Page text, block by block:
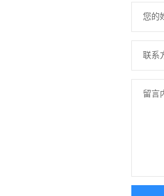
您的
联系
留言